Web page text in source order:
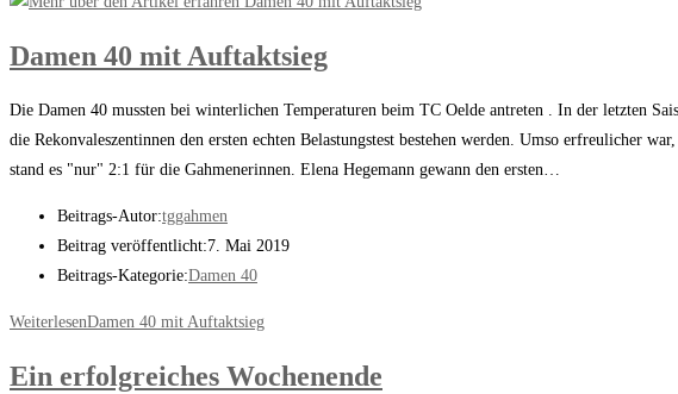
Damen 40 mit Auftaktsieg
Die Damen 40 mussten bei winterlichen Temperaturen beim TC Oelde antreten . In der letzten
die Rekonvaleszentinnen den ersten echten Belastungstest bestehen werden. Umso erfreulicher
stand es "nur" 2:1 für die Gahmenerinnen. Elena Hegemann gewann den ersten…
Beitrags-Autor:tggahmen
Beitrag veröffentlicht:7. Mai 2019
Beitrags-Kategorie:Damen 40
WeiterlesenDamen 40 mit Auftaktsieg
Ein erfolgreiches Wochenende